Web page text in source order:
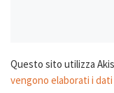
Questo sito utilizza
vengono elaborati i